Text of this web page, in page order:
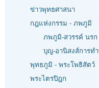
ข่าวพุทธศาสนา
กฎแห่งกรรม - ภพภูมิ
ภพภูมิ-สวรรค์ นรก
บุญ-อานิสงส์การท
พุทธภูมิ - พระโพธิสัตว์
พระไตรปิฎก